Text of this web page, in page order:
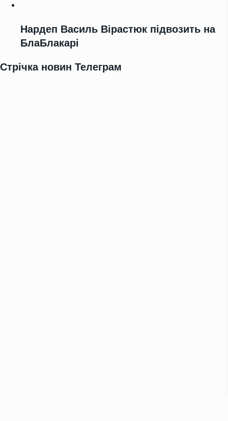
Нардеп Василь Вірастюк підвозить на
БлаБлакарі
Стрічка новин Телеграм